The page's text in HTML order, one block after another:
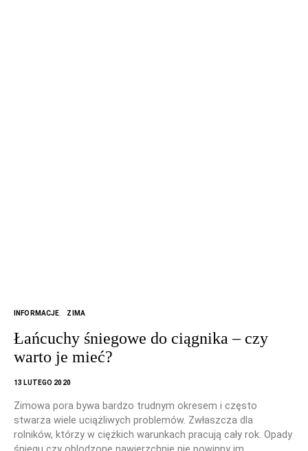
INFORMACJE ZIMA
Łańcuchy śniegowe do ciągnika – czy
warto je mieć?
13 LUTEGO 2020
Zimowa pora bywa bardzo trudnym okresem i często
stwarza wiele uciążliwych problemów. Zwłaszcza dla
rolników, którzy w ciężkich warunkach pracują cały rok. Opady